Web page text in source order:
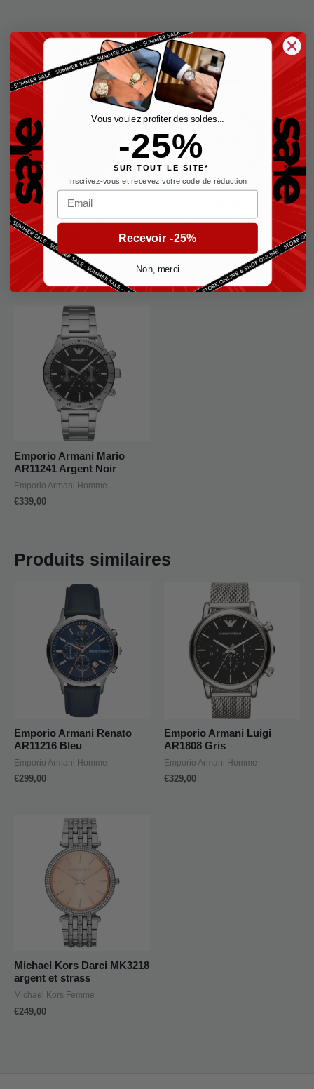
Vous aimerez peut-être aussi…
Emporio Armani Diver
AR11363 Noir
Emporio Armani Homme
-29%
Emporio Armani Mario
AR11352 Argent Beige
Emporio Armani Homme
€419,00
Le
prix
initial
était :
299,00
Emporio Armani Mario
AR11241 Argent Noir
Emporio Armani Homme
€339,00
Produits similaires
Emporio Armani Renato
AR11216 Bleu
Emporio Armani Homme
€299,00
Emporio Armani Luigi
AR1808 Gris
Emporio Armani Homme
€329,00
Michael Kors Darci MK3218
argent et strass
Michael Kors Femme
€249,00
Vous voulez profiter des soldes...
-25%
SUR TOUT LE SITE*
Inscrivez-vous et recevez votre code de réduction
Email
Recevoir -25%
Non, merci